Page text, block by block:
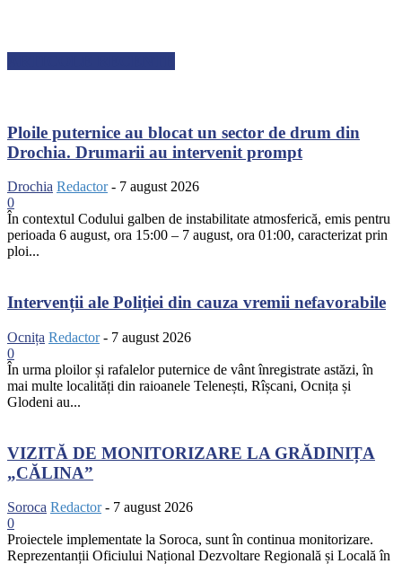
Ploile puternice au blocat un sector de drum din
Drochia. Drumarii au intervenit prompt
Drochia Redactor - 7 august 2026
0
În contextul Codului galben de instabilitate atmosferică, emis pentru
perioada 6 august, ora 15:00 – 7 august, ora 01:00, caracterizat prin
ploi...
Intervenții ale Poliției din cauza vremii nefavorabile
Ocnița Redactor - 7 august 2026
0
În urma ploilor și rafalelor puternice de vânt înregistrate astăzi, în
mai multe localități din raioanele Telenești, Rîșcani, Ocnița și
Glodeni au...
VIZITĂ DE MONITORIZARE LA GRĂDINIȚA
„CĂLINA”
Soroca Redactor - 7 august 2026
0
Proiectele implementate la Soroca, sunt în continua monitorizare.
Reprezentanții Oficiului Național Dezvoltare Regională și Locală în